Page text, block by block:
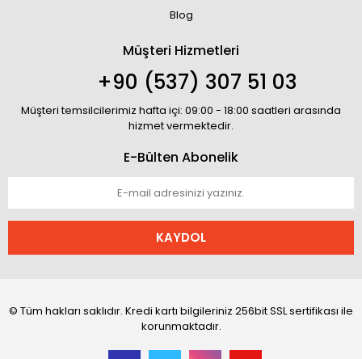
Blog
Müşteri Hizmetleri
+90 (537) 307 51 03
Müşteri temsilcilerimiz hafta içi: 09:00 - 18:00 saatleri arasında
hizmet vermektedir.
E-Bülten Abonelik
KAYDOL
© Tüm hakları saklıdır. Kredi kartı bilgileriniz 256bit SSL sertifikası ile
korunmaktadır.